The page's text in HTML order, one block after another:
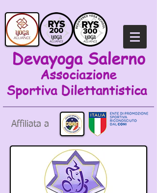
Devayoga Salerno
Associazione
Sportiva Dilettantistica
Affiliata a